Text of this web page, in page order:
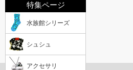
特集ページ
水族館シリーズ
シュシュ
アクセサリ